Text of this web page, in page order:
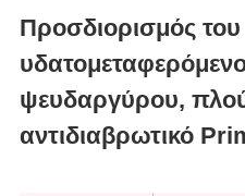
Προσδιορισμός του
ψευδαργύρου,
αντιδιαβρωτικό